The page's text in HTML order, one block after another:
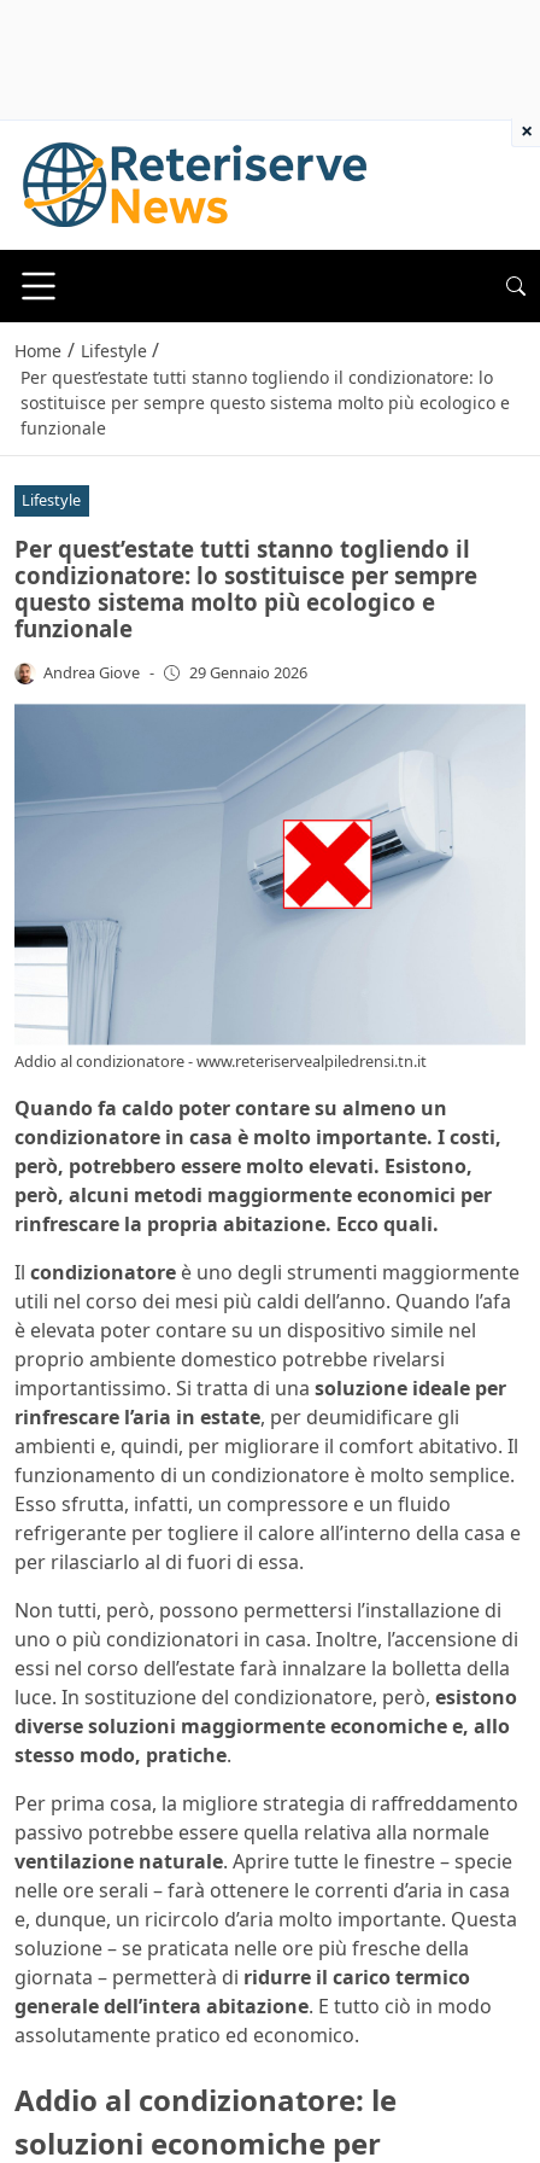
Home / Lifestyle /
Per quest’estate tutti stanno togliendo il condizionatore: lo
sostituisce per sempre questo sistema molto più ecologico e
funzionale
Lifestyle
Per quest’estate tutti stanno togliendo il
condizionatore: lo sostituisce per sempre
questo sistema molto più ecologico e
funzionale
Andrea Giove - 29 Gennaio 2026
Addio al condizionatore - www.reteriservealpiledrensi.tn.it
Quando fa caldo poter contare su almeno un
condizionatore in casa è molto importante. I costi,
però, potrebbero essere molto elevati. Esistono,
però, alcuni metodi maggiormente economici per
rinfrescare la propria abitazione. Ecco quali.
Il condizionatore è uno degli strumenti maggiormente
utili nel corso dei mesi più caldi dell’anno. Quando l’afa
è elevata poter contare su un dispositivo simile nel
proprio ambiente domestico potrebbe rivelarsi
importantissimo. Si tratta di una soluzione ideale per
rinfrescare l’aria in estate, per deumidificare gli
ambienti e, quindi, per migliorare il comfort abitativo. Il
funzionamento di un condizionatore è molto semplice.
Esso sfrutta, infatti, un compressore e un fluido
refrigerante per togliere il calore all’interno della casa e
per rilasciarlo al di fuori di essa.
Non tutti, però, possono permettersi l’installazione di
uno o più condizionatori in casa. Inoltre, l’accensione di
essi nel corso dell’estate farà innalzare la bolletta della
luce. In sostituzione del condizionatore, però, esistono
diverse soluzioni maggiormente economiche e, allo
stesso modo, pratiche.
Per prima cosa, la migliore strategia di raffreddamento
passivo potrebbe essere quella relativa alla normale
ventilazione naturale. Aprire tutte le finestre – specie
nelle ore serali – farà ottenere le correnti d’aria in casa
e, dunque, un ricircolo d’aria molto importante. Questa
soluzione – se praticata nelle ore più fresche della
giornata – permetterà di ridurre il carico termico
generale dell’intera abitazione. E tutto ciò in modo
assolutamente pratico ed economico.
Addio al condizionatore: le
soluzioni economiche per
×